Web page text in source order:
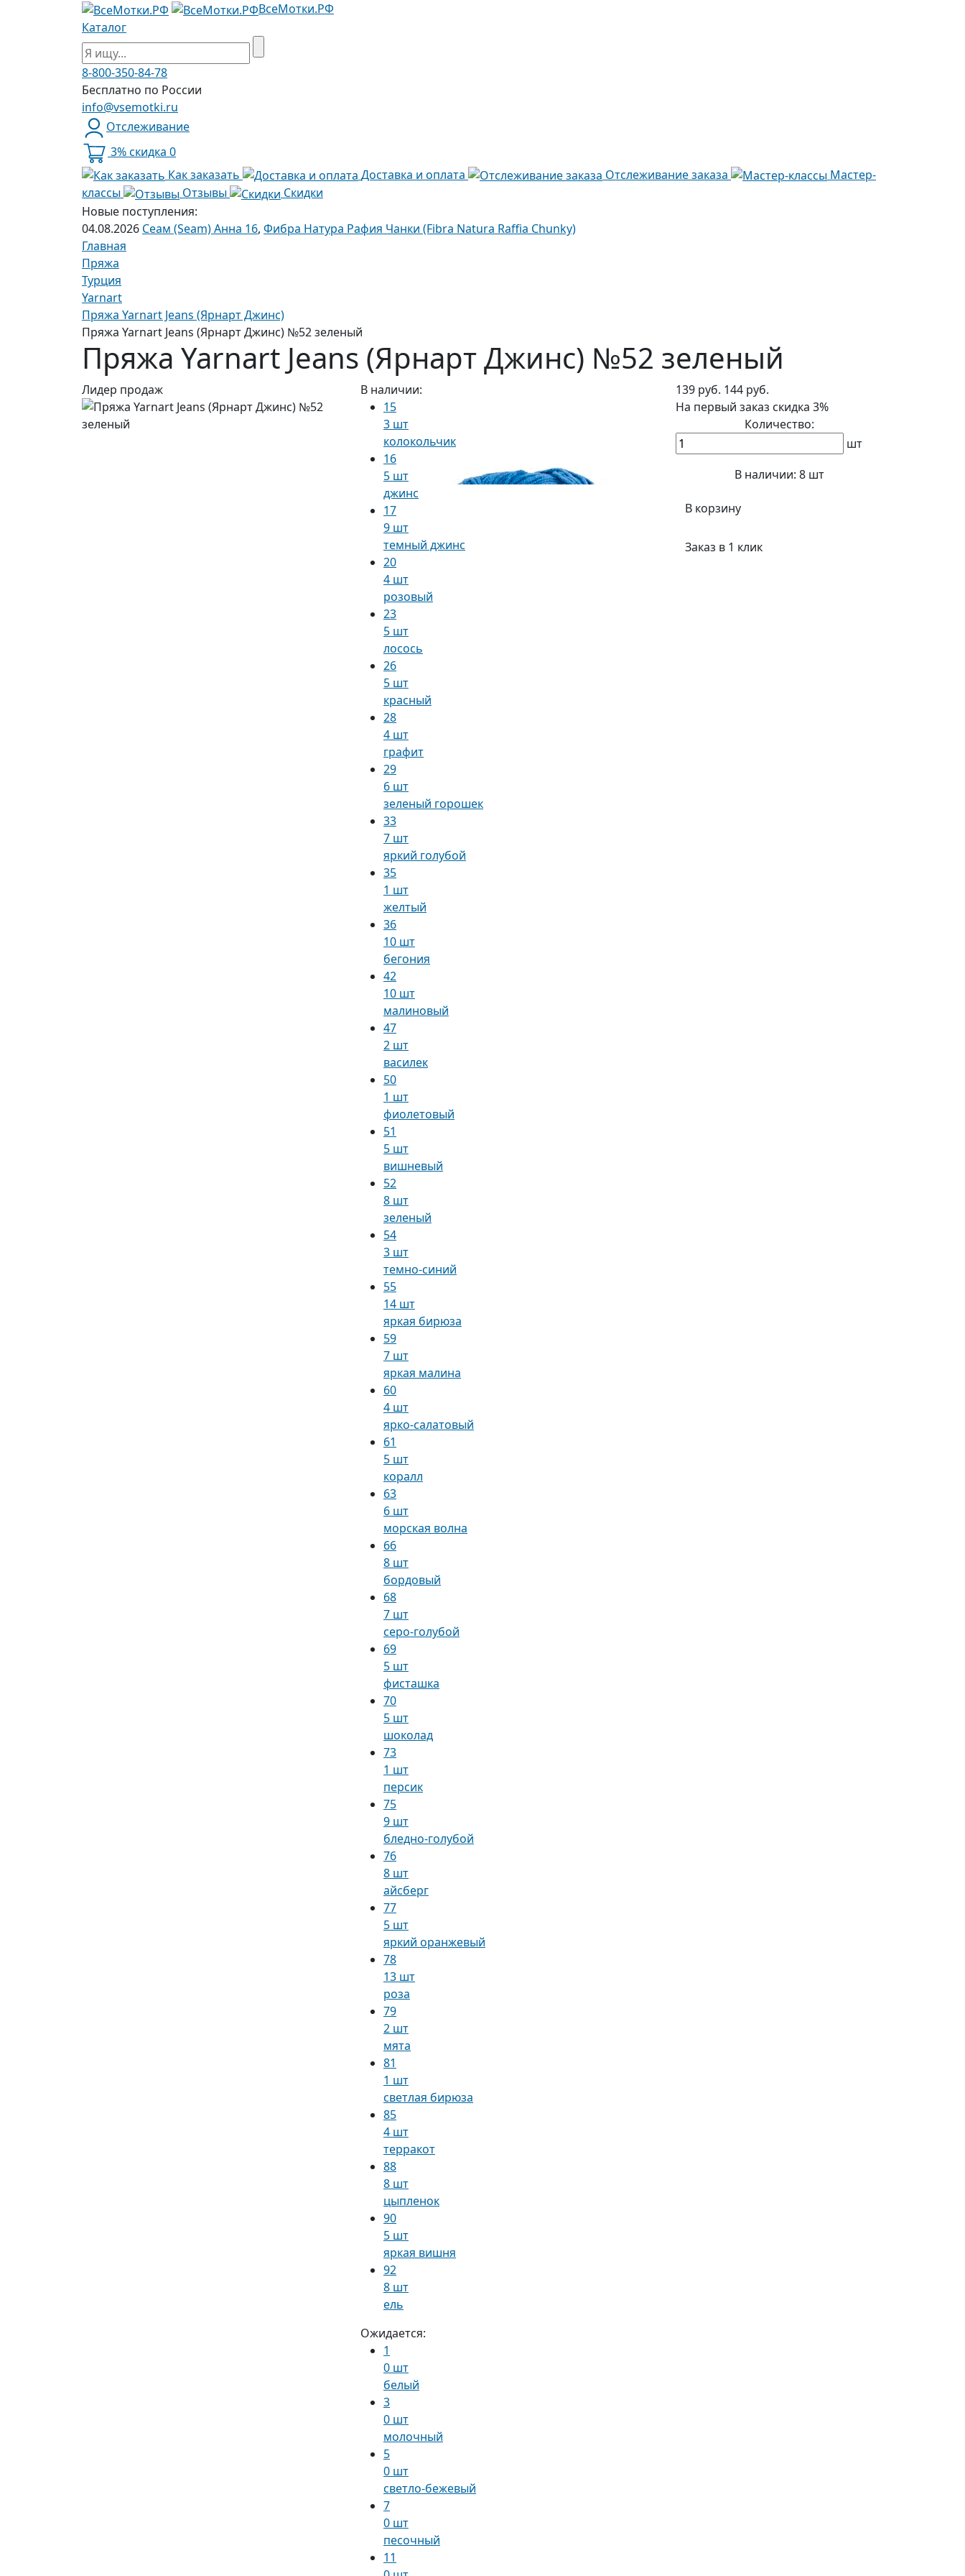
ВсеМотки.РФ
Каталог
8-800-350-84-78
Бесплатно по России
info@vsemotki.ru
Отслеживание
3% скидка 0
Как заказать
Доставка и оплата Отслеживание заказа
Мастер-
классы
Отзывы
Скидки
Новые поступления:
04.08.2026 Сеам (Seam) Анна 16, Фибра Натура Рафия Чанки (Fibra Natura Raffia Chunky)
Главная
Пряжа
Турция
Yarnart
Пряжа Yarnart Jeans (Ярнарт Джинс)
Пряжа Yarnart Jeans (Ярнарт Джинс) №52 зеленый
Пряжа Yarnart Jeans (Ярнарт Джинс) №52 зеленый
Лидер продаж
В наличии:
15
3 шт
колокольчик
16
5 шт
джинс
17
9 шт
темный джинс
20
4 шт
розовый
23
5 шт
лосось
26
5 шт
красный
28
4 шт
графит
29
6 шт
зеленый горошек
33
7 шт
яркий голубой
35
1 шт
желтый
36
10 шт
бегония
42
10 шт
малиновый
47
2 шт
василек
50
1 шт
фиолетовый
51
5 шт
вишневый
52
8 шт
зеленый
54
3 шт
темно-синий
55
14 шт
яркая бирюза
59
7 шт
яркая малина
60
4 шт
ярко-салатовый
61
5 шт
коралл
63
6 шт
морская волна
66
8 шт
бордовый
68
7 шт
серо-голубой
69
5 шт
фисташка
70
5 шт
шоколад
73
1 шт
персик
75
9 шт
бледно-голубой
76
8 шт
айсберг
77
5 шт
яркий оранжевый
78
13 шт
роза
79
2 шт
мята
81
1 шт
светлая бирюза
85
4 шт
терракот
88
8 шт
цыпленок
90
5 шт
яркая вишня
92
8 шт
ель
Ожидается:
1
0 шт
белый
3
0 шт
молочный
5
0 шт
светло-бежевый
7
0 шт
песочный
11
139 руб. 144 руб.
На первый заказ скидка 3%
Количество:
шт
В наличии: 8 шт
В корзину
Заказ в 1 клик